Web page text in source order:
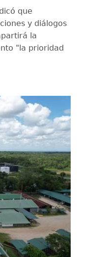
que
y diálogos
la
"la prioridad